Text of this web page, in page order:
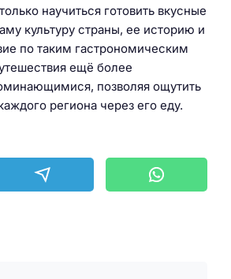
научиться готовить вкусные
культуру страны, ее историю и
по таким гастрономическим
ещё более
позволяя ощутить
региона через его еду.